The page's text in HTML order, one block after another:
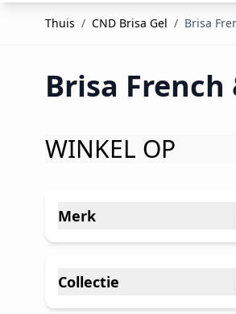
Thuis / CND Brisa Gel / Brisa
Brisa
WINKEL OP
Merk
filter
Collectie
filter